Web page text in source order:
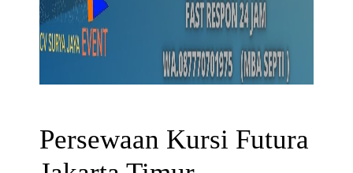
Persewaan Kursi Futura